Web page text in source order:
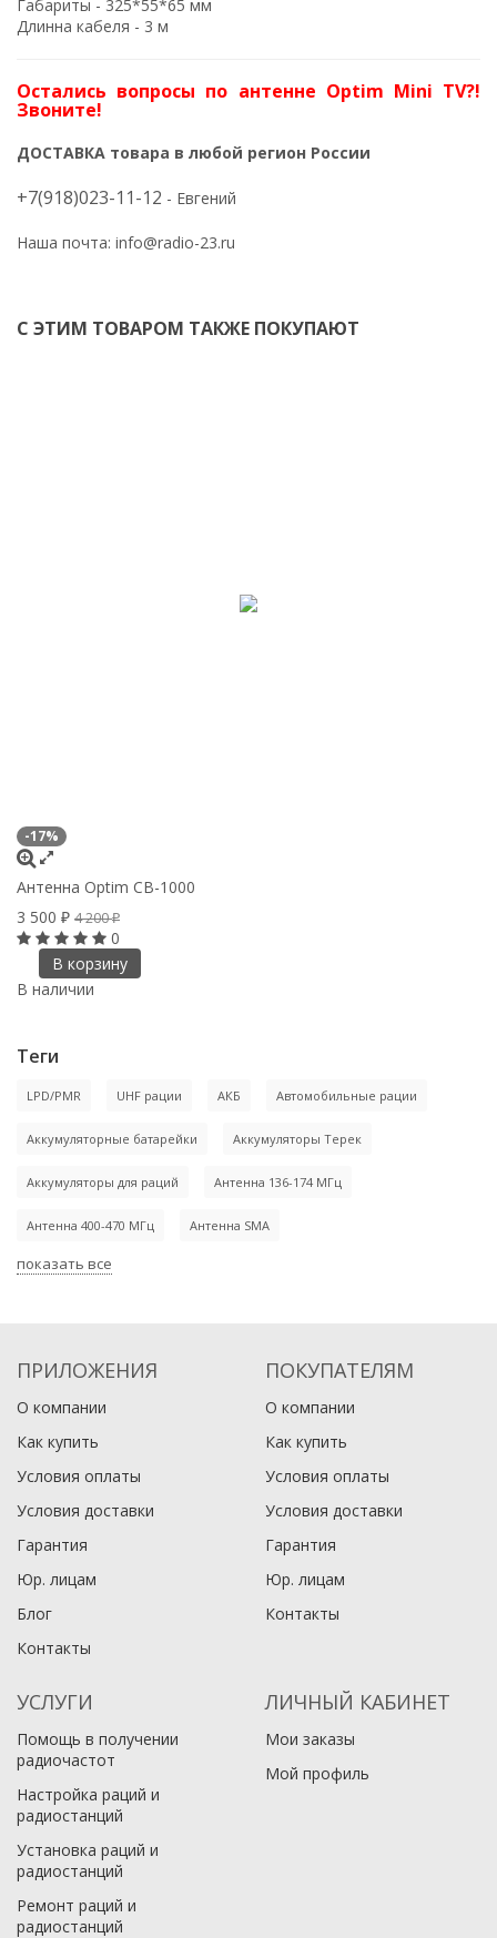
Габариты - 325*55*65 мм
Длинна кабеля - 3 м
Остались вопросы по антенне Optim Mini TV?!
Звоните!
ДОСТАВКА товара в любой регион России
+7(918)023-11-12 - Евгений
Наша почта: info@radio-23.ru
С ЭТИМ ТОВАРОМ ТАКЖЕ ПОКУПАЮТ
-17%
Антенна Optim CB-1000
3 500 ₽ 4 200₽
0
В корзину
В наличии
Теги
LPD/PMR UHF рации АКБ Автомобильные рации
Аккумуляторные батарейки Аккумуляторы Терек
Аккумуляторы для раций Антенна 136-174 МГц
Антенна 400-470 МГц Антенна SMA
показать все
ПРИЛОЖЕНИЯ
О компании
Как купить
Условия оплаты
Условия доставки
Гарантия
Юр. лицам​
Блог
Контакты
ПОКУПАТЕЛЯМ
О компании
Как купить
Условия оплаты
Условия доставки
Гарантия
Юр. лицам​
Контакты
УСЛУГИ
Помощь в получении
радиочастот
Настройка раций и
радиостанций
Установка раций и
радиостанций
Ремонт раций и
радиостанций
ЛИЧНЫЙ КАБИНЕТ
Мои заказы
Мой профиль